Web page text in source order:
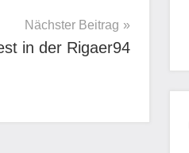
Nächster Beitrag
in der Rigaer94